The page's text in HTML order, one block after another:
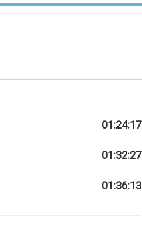
01:24:17
01:32:27
01:36:13